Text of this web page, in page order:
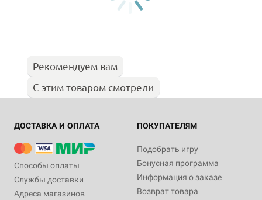
Рекомендуем вам
С этим товаром смотрели
ДОСТАВКА И ОПЛАТА
Способы оплаты
Службы доставки
Адреса магазинов
ПОКУПАТЕЛЯМ
Подобрать игру
Бонусная программа
Информация о заказе
Возврат товара